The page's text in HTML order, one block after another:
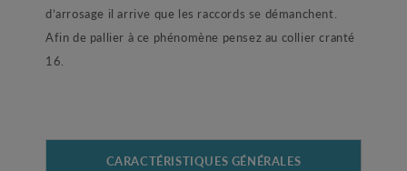
d’arrosage il arrive que les raccords se démanchent.
Afin de pallier à ce phénomène pensez au collier cranté
16.
CARACTÉRISTIQUES GÉNÉRALES